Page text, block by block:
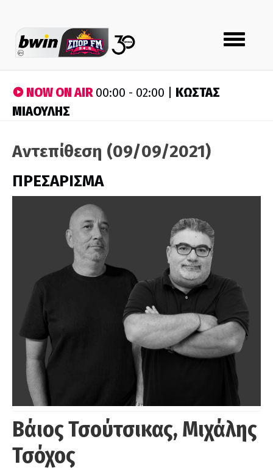
Toggle
navigation
NOW ON AIR00:00 - 02:00 | ΚΩΣΤΑΣ
ΜΙΑΟΥΛΗΣ
Αντεπίθεση (09/09/2021)
ΠΡΕΣΑΡΙΣΜΑ
Βάιος Τσούτσικας, Μιχάλης
Τσόχος